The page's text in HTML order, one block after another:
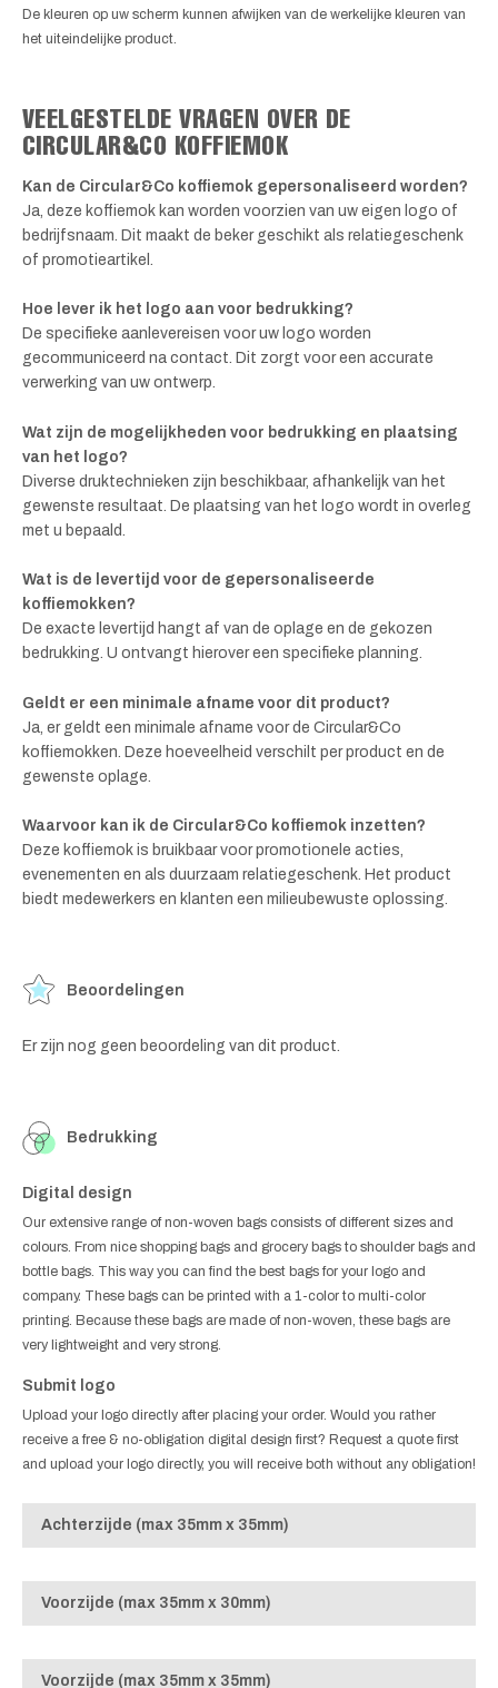
De kleuren op uw scherm kunnen afwijken van de werkelijke kleuren van
het uiteindelijke product.
VEELGESTELDE VRAGEN OVER DE
CIRCULAR&CO KOFFIEMOK
Kan de Circular&Co koffiemok gepersonaliseerd worden?
Ja, deze koffiemok kan worden voorzien van uw eigen logo of
bedrijfsnaam. Dit maakt de beker geschikt als relatiegeschenk
of promotieartikel.
Hoe lever ik het logo aan voor bedrukking?
De specifieke aanlevereisen voor uw logo worden
gecommuniceerd na contact. Dit zorgt voor een accurate
verwerking van uw ontwerp.
Wat zijn de mogelijkheden voor bedrukking en plaatsing
van het logo?
Diverse druktechnieken zijn beschikbaar, afhankelijk van het
gewenste resultaat. De plaatsing van het logo wordt in overleg
met u bepaald.
Wat is de levertijd voor de gepersonaliseerde
koffiemokken?
De exacte levertijd hangt af van de oplage en de gekozen
bedrukking. U ontvangt hierover een specifieke planning.
Geldt er een minimale afname voor dit product?
Ja, er geldt een minimale afname voor de Circular&Co
koffiemokken. Deze hoeveelheid verschilt per product en de
gewenste oplage.
Waarvoor kan ik de Circular&Co koffiemok inzetten?
Deze koffiemok is bruikbaar voor promotionele acties,
evenementen en als duurzaam relatiegeschenk. Het product
biedt medewerkers en klanten een milieubewuste oplossing.
Beoordelingen
Er zijn nog geen beoordeling van dit product.
Bedrukking
Digital design
Our extensive range of non-woven bags consists of different sizes and
colours. From nice shopping bags and grocery bags to shoulder bags and
bottle bags. This way you can find the best bags for your logo and
company. These bags can be printed with a 1-color to multi-color
printing. Because these bags are made of non-woven, these bags are
very lightweight and very strong.
Submit logo
Upload your logo directly after placing your order. Would you rather
receive a free & no-obligation digital design first? Request a quote first
and upload your logo directly, you will receive both without any obligation!
Achterzijde (max 35mm x 35mm)
Voorzijde (max 35mm x 30mm)
Voorzijde (max 35mm x 35mm)